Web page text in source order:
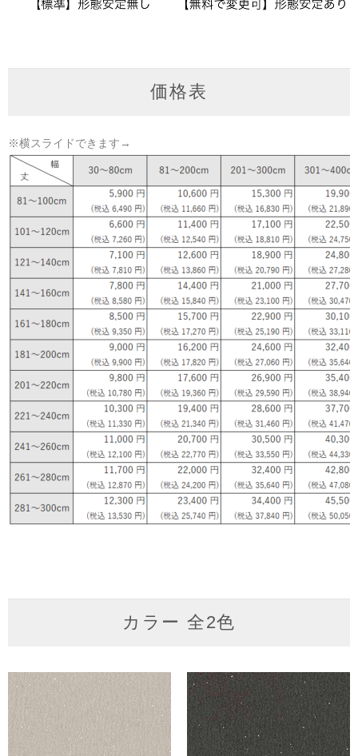
価格表
※横スライドできます→
カラー 全2色